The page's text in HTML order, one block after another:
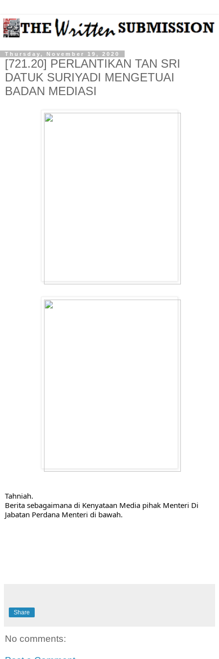
Thursday, November 19, 2020
[721.20] PERLANTIKAN TAN SRI
DATUK SURIYADI MENGETUAI
BADAN MEDIASI
Tahniah.
Berita sebagaimana di Kenyataan Media pihak Menteri Di
Jabatan Perdana Menteri di bawah.
Share
No comments: